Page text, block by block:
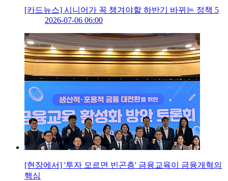
[카드뉴스] 시니어가 꼭 챙겨야할 하반기 바뀌는 정책 5
2026-07-06 06:00
[현장에서] '투자 모르면 빈곤층' 금융교육이 금융개혁의
핵심